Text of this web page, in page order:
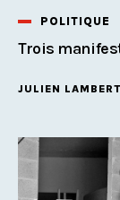
POLITIQUE
Trois
JULIEN LAMBERT